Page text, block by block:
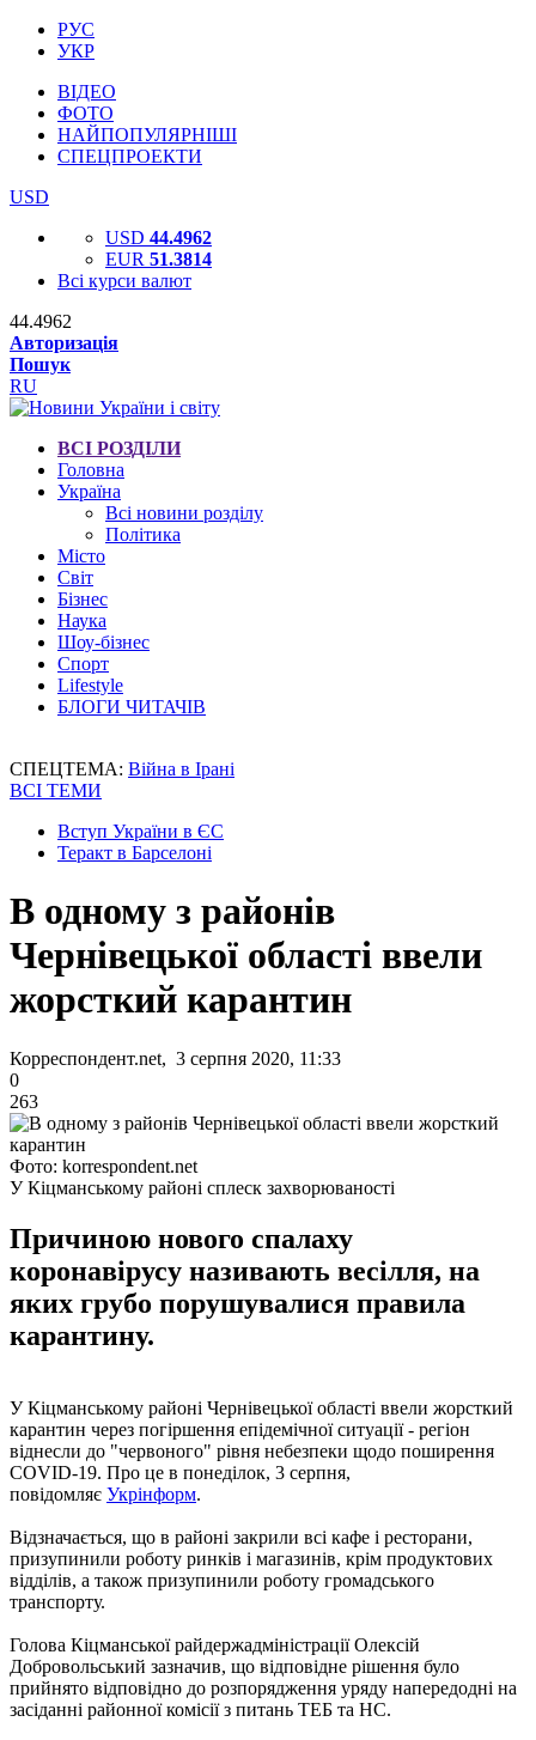
РУС
УКР
ВІДЕО
ФОТО
НАЙПОПУЛЯРНІШІ
СПЕЦПРОЕКТИ
USD
USD 44.4962
EUR 51.3814
Всі курси валют
44.4962
Авторизація
Пошук
RU
ВСІ РОЗДІЛИ
Головна
Україна
Всі новини розділу
Політика
Місто
Світ
Бізнес
Наука
Шоу-бізнес
Спорт
Lifestyle
БЛОГИ ЧИТАЧІВ
СПЕЦТЕМА: Війна в Ірані
ВСІ ТЕМИ
Вступ України в ЄС
Теракт в Барселоні
В одному з районів
Чернівецької області ввели
жорсткий карантин
Корреспондент.net, 3 серпня 2020, 11:33
0
263
Фото: korrespondent.net
У Кіцманському районі сплеск захворюваності
Причиною нового спалаху
коронавірусу називають весілля, на
яких грубо порушувалися правила
карантину.
У Кіцманському районі Чернівецької області ввели жорсткий
карантин через погіршення епідемічної ситуації - регіон
віднесли до "червоного" рівня небезпеки щодо поширення
COVID-19. Про це в понеділок, 3 серпня,
повідомляє Укрінформ.
Відзначається, що в районі закрили всі кафе і ресторани,
призупинили роботу ринків і магазинів, крім продуктових
відділів, а також призупинили роботу громадського
транспорту.
Голова Кіцманської райдержадміністрації Олексій
Добровольський зазначив, що відповідне рішення було
прийнято відповідно до розпорядження уряду напередодні на
засіданні районної комісії з питань ТЕБ ​​та НС.